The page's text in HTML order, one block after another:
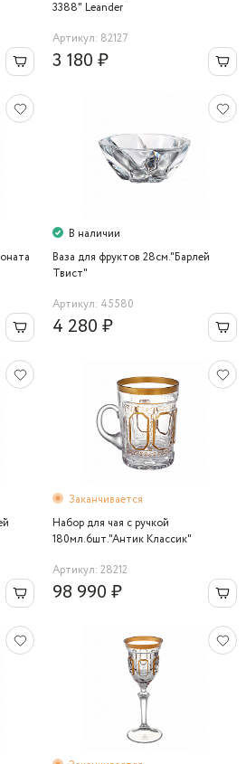
3388" Leander
Артикул: 82127
3 180 ₽
В наличии
Ваза для фруктов 28см."Барлей
Твист"
Артикул: 45580
4 280 ₽
Заканчивается
Набор для чая с ручкой
180мл.6шт."Антик Классик"
Артикул: 28212
98 990 ₽